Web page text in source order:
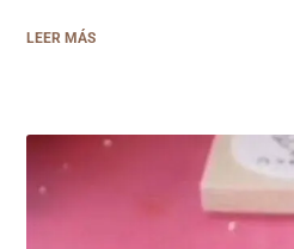
LEER MÁS